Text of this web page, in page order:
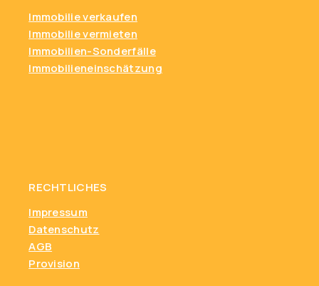
RECHTLICHES
Impressum
Datenschutz
AGB
Provision
Immobilie verkaufen
Immobilie vermieten
Immobilien-Sonderfälle
Immobilieneinschätzung